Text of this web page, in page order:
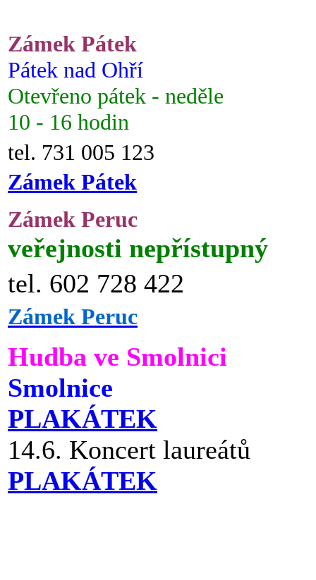
Zámek Pátek
Pátek nad Ohří
Otevřeno pátek - neděle
10 - 16 hodin
tel. 731 005 123
Zámek Pátek
Zámek Peruc
veřejnosti nepřístupný
tel. 602 728 422
Zámek Peruc
Hudba ve Smolnici
Smolnice
PLAKÁTEK
14.6. Koncert laureátů
PLAKÁTEK